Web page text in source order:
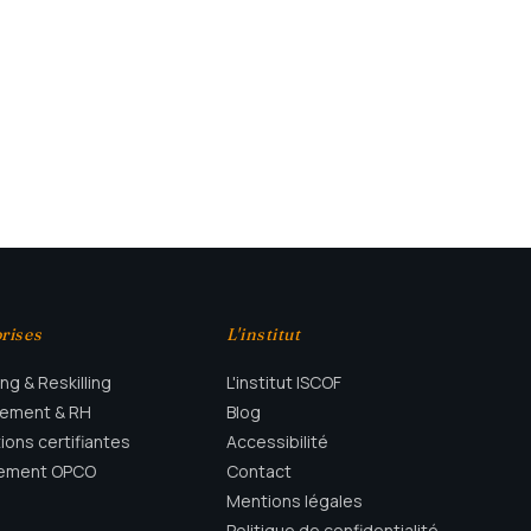
& Reskilling
& RH
certifiantes
OPCO
L'institut
L'institut ISCOF
Blog
Accessibilité
Contact
Mentions légales